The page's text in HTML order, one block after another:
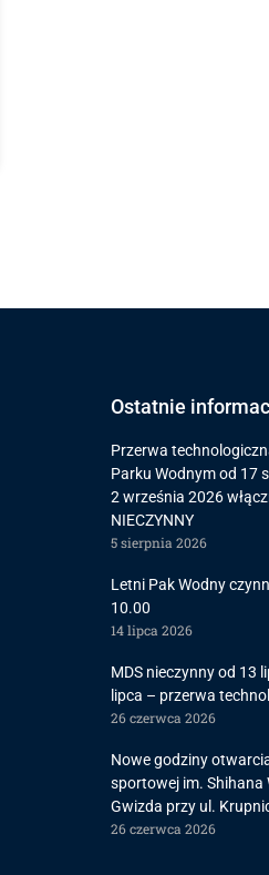
Ostatnie
Przerwa
Parku Wodnym od 17
2 września 2026
NIECZYNNY
5 sierpnia 2026
Letni Pak Wodny
10.00
14 lipca 2026
MDS nieczynny od 13
lipca – przerwa
26 czerwca 2026
Nowe godziny
sportowej im. Shihana
Gwizda przy ul.
26 czerwca 2026